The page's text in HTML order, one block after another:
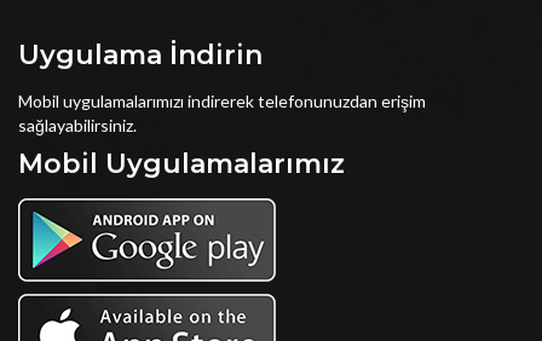
Uygulama İndirin
Mobil uygulamalarımızı indirerek telefonunuzdan erişim
sağlayabilirsiniz.
Mobil Uygulamalarımız